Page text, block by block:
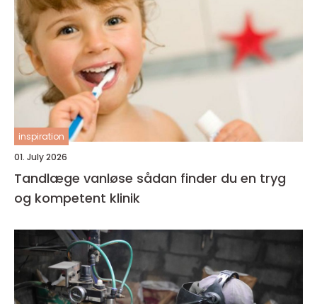
inspiration
01. July 2026
Tandlæge vanløse sådan finder du en tryg
og kompetent klinik